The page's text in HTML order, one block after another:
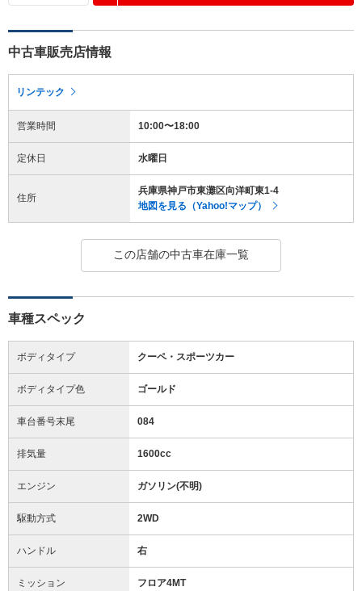
中古車販売店情報
リンテック
営業時間 10:00〜18:00
定休日 水曜日
住所
兵庫県神戸市東灘区向洋町東1-4
地図を見る（Yahoo!マップ）
この店舗の中古車在庫一覧
車種スペック
ボディタイプ クーペ・スポーツカー
ボディタイプ色 ゴールド
車台番号末尾 084
排気量 1600cc
エンジン ガソリン(不明)
駆動方式 2WD
ハンドル 右
ミッション フロア4MT